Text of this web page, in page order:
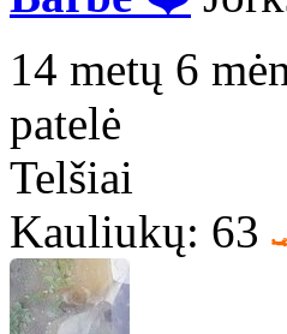
14 metų 6
patelė
Telšiai
Kauliukų: 63